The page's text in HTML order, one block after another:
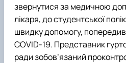
звернутися за медичною
лікаря, до студентської
швидку допомогу,
COVID-19. Представник
ради зобов’язаний